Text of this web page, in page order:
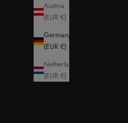
Austria
(EUR €)
Germany
(EUR €)
Netherlands
(EUR €)